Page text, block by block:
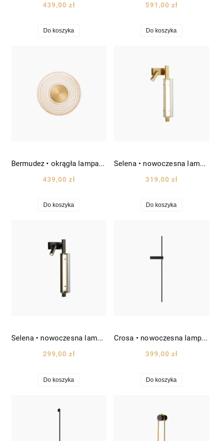
439,00 zł
Do koszyka
591,00 zł
Do koszyka
Bermudez • okrągła lampa ścienna/kinkiet Ø30 cm złoty
439,00 zł
Do koszyka
Selena • nowoczesna lampa ścienna/kinkiet wys. 47 cm złoty mosiądz
319,00 zł
Do koszyka
Selena • nowoczesna lampa ścienna/kinkiet wys. 47 cm czarna
299,00 zł
Do koszyka
Crosa • nowoczesna lampa ścienna LED patyk wys. 90 cm czarny
399,00 zł
Do koszyka